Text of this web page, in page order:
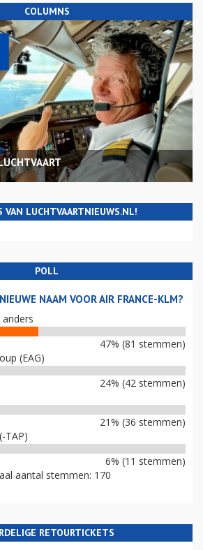
COLUMNS
VAN LUCHTVAARTNIEUWS.NL!
POLL
NAAM VOOR AIR FRANCE-KLM?
47% (81 stemmen)
(EAG)
24% (42 stemmen)
21% (36 stemmen)
TAP)
6% (11 stemmen)
aantal stemmen: 170
RETOURTICKETS